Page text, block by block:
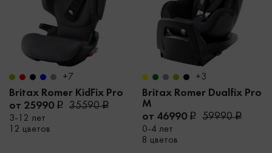
+7
Britax Romer KidFix Pro
от 25990
35590
3-12 лет
12 цветов
+3
Britax Romer Dualfix Pro
M
от 46990
59990
0-4 лет
8 цветов